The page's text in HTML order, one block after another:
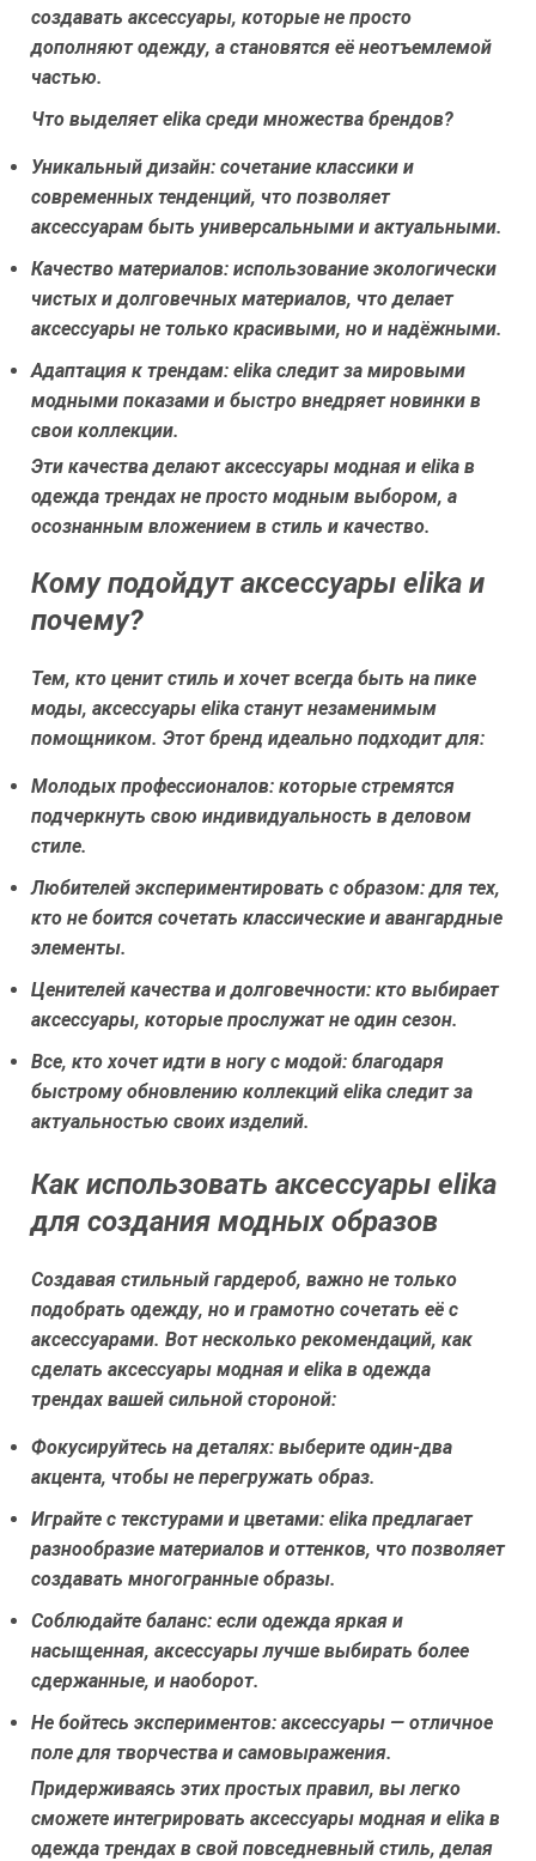
создавать аксессуары, которые не просто
дополняют одежду, а становятся её неотъемлемой
частью.
Что выделяет elika среди множества брендов?
Уникальный дизайн: сочетание классики и
современных тенденций, что позволяет
аксессуарам быть универсальными и актуальными.
Качество материалов: использование экологически
чистых и долговечных материалов, что делает
аксессуары не только красивыми, но и надёжными.
Адаптация к трендам: elika следит за мировыми
модными показами и быстро внедряет новинки в
свои коллекции.
Эти качества делают аксессуары модная и elika в
одежда трендах не просто модным выбором, а
осознанным вложением в стиль и качество.
Кому подойдут аксессуары elika и
почему?
Тем, кто ценит стиль и хочет всегда быть на пике
моды, аксессуары elika станут незаменимым
помощником. Этот бренд идеально подходит для:
Молодых профессионалов: которые стремятся
подчеркнуть свою индивидуальность в деловом
стиле.
Любителей экспериментировать с образом:для тех,
кто не боится сочетать классические и авангардные
элементы.
Ценителей качества и долговечности: кто выбирает
аксессуары, которые прослужат не один сезон.
Все, кто хочет идти в ногу с модой: благодаря
быстрому обновлению коллекций elika следит за
актуальностью своих изделий.
Как использовать аксессуары elika
для создания модных образов
Создавая стильный гардероб, важно не только
подобрать одежду, но и грамотно сочетать её с
аксессуарами. Вот несколько рекомендаций, как
сделать аксессуары модная и elika в одежда
трендах вашей сильной стороной:
Фокусируйтесь на деталях: выберите один-два
акцента, чтобы не перегружать образ.
Играйте с текстурами и цветами: elika предлагает
разнообразие материалов и оттенков, что позволяет
создавать многогранные образы.
Соблюдайте баланс: если одежда яркая и
насыщенная, аксессуары лучше выбирать более
сдержанные, и наоборот.
Не бойтесь экспериментов: аксессуары — отличное
поле для творчества и самовыражения.
Придерживаясь этих простых правил, вы легко
сможете интегрировать аксессуары модная и elika в
одежда трендах в свой повседневный стиль, делая